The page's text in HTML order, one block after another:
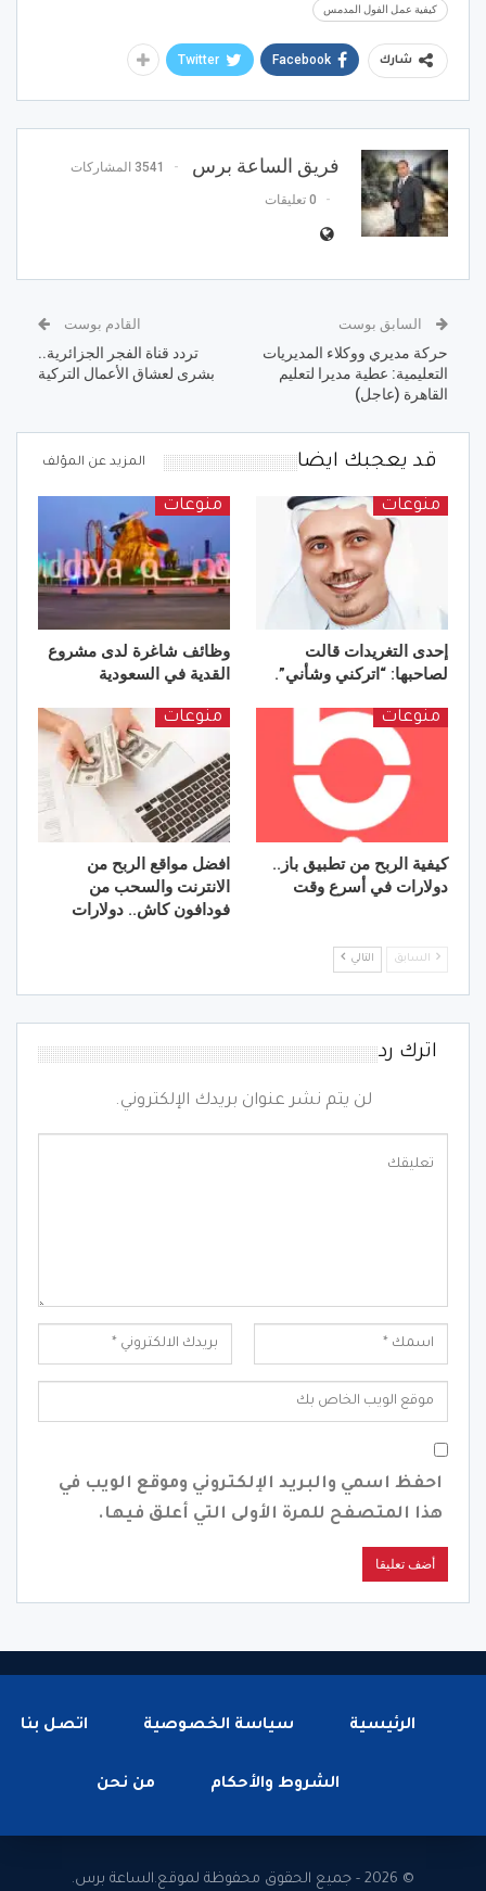
كيفية عمل الفول المدمس
شارك Facebook
Twitter
فريق الساعة برس 3541 المشاركات
0 تعليقات
السابق بوست
حركة مديري ووكلاء المديريات
التعليمية: عطية مديرا لتعليم
القاهرة (عاجل)
القادم بوست
تردد قناة الفجر الجزائرية..
بشرى لعشاق الأعمال التركية
قد يعجبك ايضا المزيد عن المؤلف
منوعات
إحدى التغريدات قالت
لصاحبها: “اتركني وشأني”.
منوعات
وظائف شاغرة لدى مشروع
القدية في السعودية
منوعات
كيفية الربح من تطبيق باز..
دولارات في أسرع وقت
منوعات
افضل مواقع الربح من
الانترنت والسحب من
فودافون كاش.. دولارات
السابق التالي
اترك رد
لن يتم نشر عنوان بريدك الإلكتروني.
احفظ اسمي والبريد الإلكتروني وموقع الويب في
هذا المتصفح للمرة الأولى التي أعلق فيها.
الرئيسية سياسة الخصوصية اتصل بنا
الشروط والأحكام من نحن
© 2026 - جميع الحقوق محفوظة لموقع.الساعة برس.